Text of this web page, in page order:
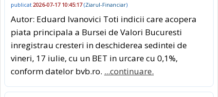
publicat 2026-07-17 10:45:17(Ziarul-Financiar)
Autor: Eduard Ivanovici Toti indicii care acopera
piata principala a Bursei de Valori Bucuresti
inregistrau cresteri in deschiderea sedintei de
vineri, 17 iulie, cu un BET in urcare cu 0,1%,
conform datelor bvb.ro. ...continuare.